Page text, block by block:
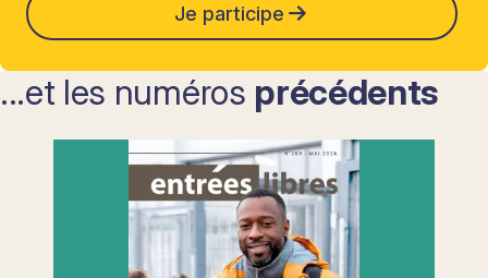
Je participe
...et les numéros précédents